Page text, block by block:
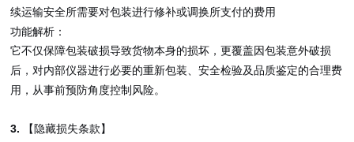
续运输安全所需要对包装进行修补或调换所支付的费用
功能解析：
它不仅保障包装破损导致货物本身的损坏，更覆盖因包装意外破损
后，对内部仪器进行必要的重新包装、安全检验及品质鉴定的合理费
用，从事前预防角度控制风险。
3.
【隐藏损失条款】